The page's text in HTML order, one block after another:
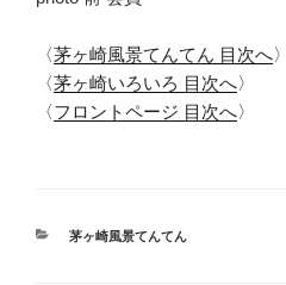
〈茅ヶ崎風景てんてん 目次へ〉
〈茅ヶ崎いろいろ 目次へ〉
〈フロントページ 目次へ〉
カ
茅ヶ崎風景てんてん